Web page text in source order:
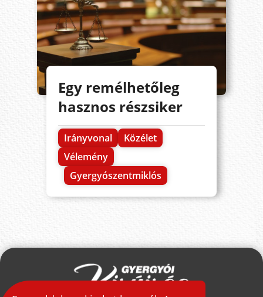
Egy remélhetőleg
hasznos részsiker
Irányvonal
Közélet
Vélemény
Gyergyószentmiklós